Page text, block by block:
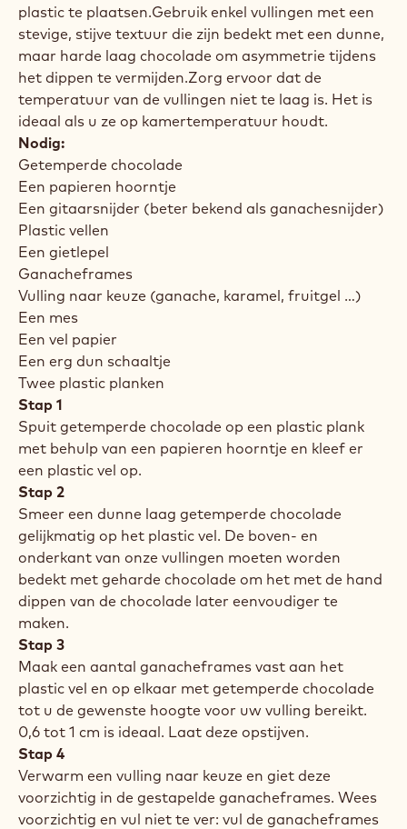
plastic te plaatsen.Gebruik enkel vullingen met een
stevige, stijve textuur die zijn bedekt met een dunne,
maar harde laag chocolade om asymmetrie tijdens
het dippen te vermijden.Zorg ervoor dat de
temperatuur van de vullingen niet te laag is. Het is
ideaal als u ze op kamertemperatuur houdt.
Nodig:
Getemperde chocolade
Een papieren hoorntje
Een gitaarsnijder (beter bekend als ganachesnijder)
Plastic vellen
Een gietlepel
Ganacheframes
Vulling naar keuze (ganache, karamel, fruitgel …)
Een mes
Een vel papier
Een erg dun schaaltje
Twee plastic planken
Stap 1
Spuit getemperde chocolade op een plastic plank
met behulp van een papieren hoorntje en kleef er
een plastic vel op.
Stap 2
Smeer een dunne laag getemperde chocolade
gelijkmatig op het plastic vel. De boven- en
onderkant van onze vullingen moeten worden
bedekt met geharde chocolade om het met de hand
dippen van de chocolade later eenvoudiger te
maken.
Stap 3
Maak een aantal ganacheframes vast aan het
plastic vel en op elkaar met getemperde chocolade
tot u de gewenste hoogte voor uw vulling bereikt.
0,6 tot 1 cm is ideaal. Laat deze opstijven.
Stap 4
Verwarm een vulling naar keuze en giet deze
voorzichtig in de gestapelde ganacheframes. Wees
voorzichtig en vul niet te ver: vul de ganacheframes